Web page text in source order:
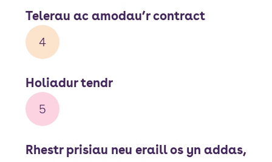
Telerau ac amodau’r contract
4
Holiadur tendr
5
Rhestr prisiau neu eraill os yn addas,